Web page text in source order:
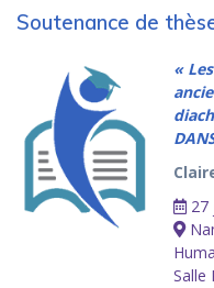
Soutenance de
«
Salle